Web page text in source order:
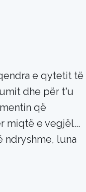
e qytetit të
dhe për t'u
që
miqtë e vegjël...
ndryshme, luna